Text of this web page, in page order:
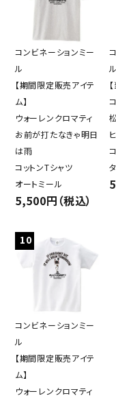
コンビネーションミー
ル
【期間限定販売アイテ
ム】
ウォーレンクロマティ
お前が打たなきゃ明日
は雨
コットンTシャツ
オートミール
5,500円（税込）
ル
10
コンビネーションミー
ル
【期間限定販売アイテ
ム】
ウォーレンクロマティ